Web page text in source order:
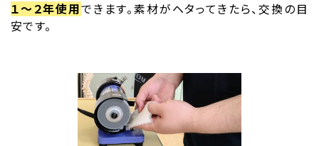
１～２年使用できます。素材がヘタってきたら、交換の目
安です。